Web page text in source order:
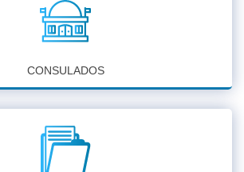
CONSULADOS